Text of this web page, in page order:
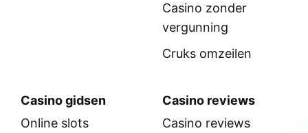
Casino zonder
vergunning
Cruks omzeilen
Casino gidsen
Online slots
Casino reviews
Casino reviews